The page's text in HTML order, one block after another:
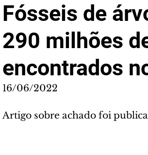
Fósseis de
290 milhões
encontrados
16/06/2022
Artigo sobre achado foi